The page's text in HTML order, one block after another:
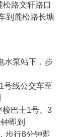
路文轩路口
到麓松路长塘
水泵站下，步
号线公交车至
巴士1号、3
即到
步行8分钟即